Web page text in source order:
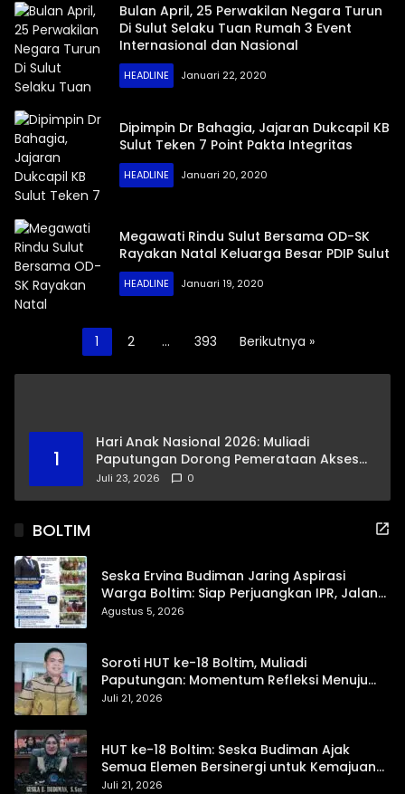
Bulan April, 25 Perwakilan Negara Turun
Di Sulut Selaku Tuan Rumah 3 Event
Internasional dan Nasional
HEADLINE Januari 22, 2020
Dipimpin Dr Bahagia, Jajaran Dukcapil KB
Sulut Teken 7 Point Pakta Integritas
HEADLINE Januari 20, 2020
Megawati Rindu Sulut Bersama OD-SK
Rayakan Natal Keluarga Besar PDIP Sulut
HEADLINE Januari 19, 2020
Paginasi
pos
1 2 … 393 Berikutnya »
1
Hari Anak Nasional 2026: Muliadi
Paputungan Dorong Pemerataan Akses
Pendidikan dan Proteksi Digital Anak Sulut
Juli 23, 2026 0
BOLTIM
Seska Ervina Budiman Jaring Aspirasi
Warga Boltim: Siap Perjuangkan IPR, Jalan
Trans, hingga Pemasaran UMKM
Agustus 5, 2026
Soroti HUT ke-18 Boltim, Muliadi
Paputungan: Momentum Refleksi Menuju
Daerah Mandiri dan Berdaya Saing
Juli 21, 2026
HUT ke-18 Boltim: Seska Budiman Ajak
Semua Elemen Bersinergi untuk Kemajuan
Daerah
Juli 21, 2026